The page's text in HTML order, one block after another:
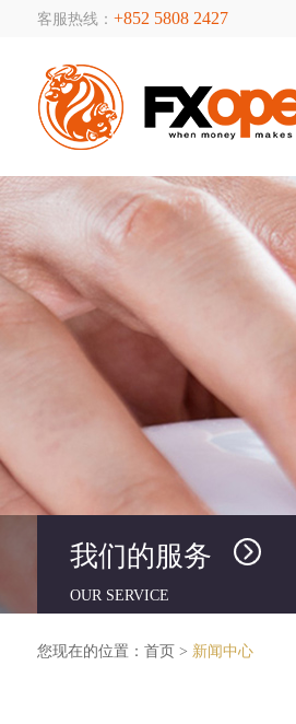
客服热线： +852 5808 2427
我们的服务
OUR SERVICE
您现在的位置： 首页 > 新闻中心